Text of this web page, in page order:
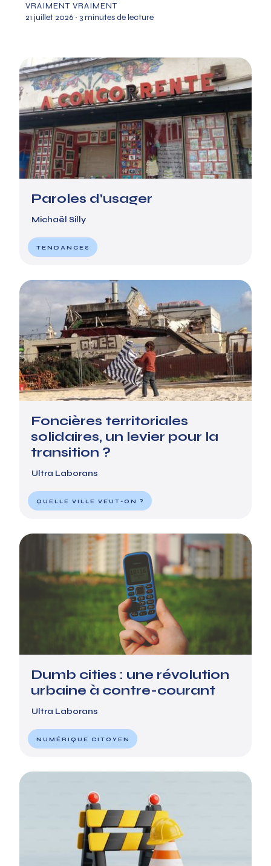
VRAIMENT VRAIMENT
21 juillet 2026 ∙ 3 minutes de lecture
Paroles d'usager
Michaël Silly
TENDANCES
Foncières territoriales
solidaires, un levier pour la
transition ?
Ultra Laborans
QUELLE VILLE VEUT-ON ?
Dumb cities : une révolution
urbaine à contre-courant
Ultra Laborans
NUMÉRIQUE CITOYEN